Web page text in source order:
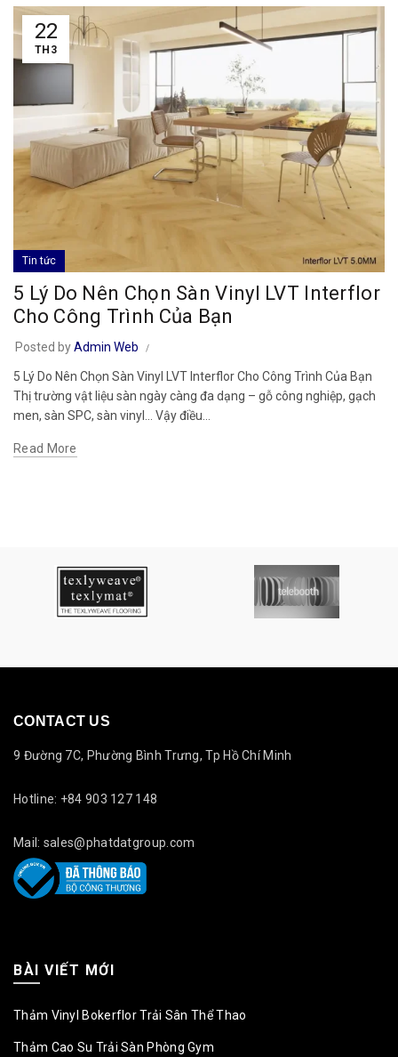
22
TH3
Tin tức
5 Lý Do Nên Chọn Sàn Vinyl LVT Interflor
Cho Công Trình Của Bạn
Posted byAdmin Web
5 Lý Do Nên Chọn Sàn Vinyl LVT Interflor Cho Công Trình Của Bạn
Thị trường vật liệu sàn ngày càng đa dạng – gỗ công nghiệp, gạch
men, sàn SPC, sàn vinyl... Vậy điều...
Read More
CONTACT US
9 Đường 7C, Phường Bình Trưng, Tp Hồ Chí Minh
Hotline: +84 903 127 148
Mail: sales@phatdatgroup.com
BÀI VIẾT MỚI
Thảm Vinyl Bokerflor Trải Sân Thể Thao
Thảm Cao Su Trải Sàn Phòng Gym